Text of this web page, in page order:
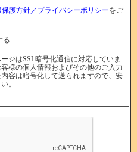
護方針／プライバシーポリシーをご
る
ジはSSL暗号化通信に対応していま
様の個人情報およびその他のご入力
内容は暗号化して送られますので、安
。